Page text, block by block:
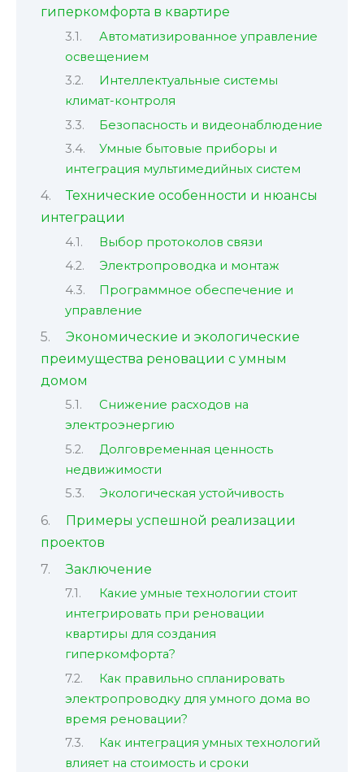
гиперкомфорта в квартире
Автоматизированное управление
освещением
Интеллектуальные системы
климат-контроля
Безопасность и видеонаблюдение
Умные бытовые приборы и
интеграция мультимедийных систем
Технические особенности и нюансы
интеграции
Выбор протоколов связи
Электропроводка и монтаж
Программное обеспечение и
управление
Экономические и экологические
преимущества реновации с умным
домом
Снижение расходов на
электроэнергию
Долговременная ценность
недвижимости
Экологическая устойчивость
Примеры успешной реализации
проектов
Заключение
Какие умные технологии стоит
интегрировать при реновации
квартиры для создания
гиперкомфорта?
Как правильно спланировать
электропроводку для умного дома во
время реновации?
Как интеграция умных технологий
влияет на стоимость и сроки